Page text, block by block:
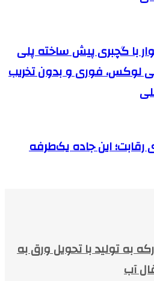
با گچبری پیش ساخته پلی
لوکس، فوری و بدون تخریب
شورای رقابت؛ این جاده یک‌طرفه
به تولید با تحویل ورق به
آب